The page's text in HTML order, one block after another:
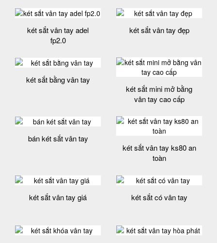
két sắt vân tay adel
fp2.0
két sắt vân tay đẹp
két sắt bằng vân tay
két sắt mini mở bằng
vân tay cao cấp
bán két sắt vân tay
két sắt vân tay ks80 an
toàn
két sắt vân tay giá két sắt có vân tay